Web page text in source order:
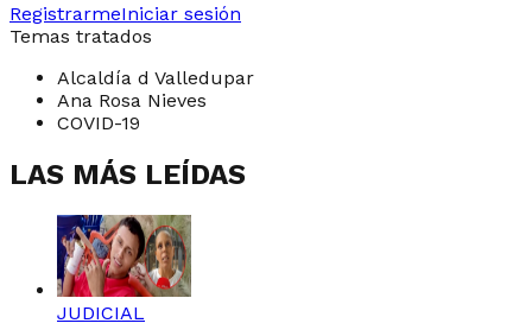
RegistrarmeIniciar sesión
Temas tratados
Alcaldía d Valledupar
Ana Rosa Nieves
COVID-19
LAS MÁS LEÍDAS
JUDICIAL